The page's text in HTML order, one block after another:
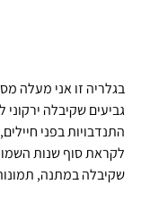
בגלריה זו אני מעלה
גביעים שקיבלה
התנדבויות בפני
לקראת סוף שנות
שקיבלה במתנה,